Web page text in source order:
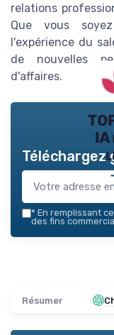
relations
Que vous
l'expérience du
de nouvelles
d'affaires.
IA
* En remplissant
des fins
Résumer